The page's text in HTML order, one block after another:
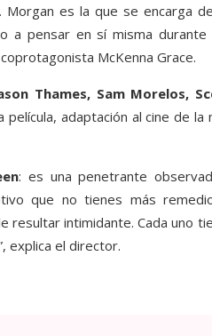
es la que se encarga
a pensar en sí misma durante
McKenna Grace.
Thames, Sam Morelos,
adaptación al cine de la
: es una penetrante
que no tienes más
resultar intimidante. Cada uno
explica el director.